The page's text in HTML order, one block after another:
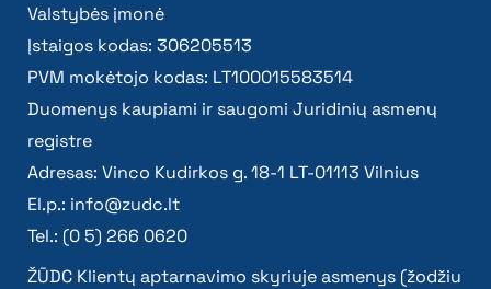
Valstybės įmonė
Įstaigos kodas: 306205513
PVM mokėtojo kodas: LT100015583514
Duomenys kaupiami ir saugomi Juridinių asmenų
registre
Adresas: Vinco Kudirkos g. 18-1 LT-01113 Vilnius
El.p.: info@zudc.lt
Tel.: (0 5) 266 0620
ŽŪDC Klientų aptarnavimo skyriuje asmenys (žodžiu